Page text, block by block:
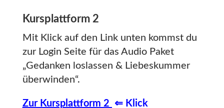
Kursplattform 2
Mit Klick auf den Link unten kommst du
zur Login Seite für das Audio Paket
„Gedanken loslassen & Liebeskummer
überwinden“.
Zur Kursplattform 2 ⇐ Klick